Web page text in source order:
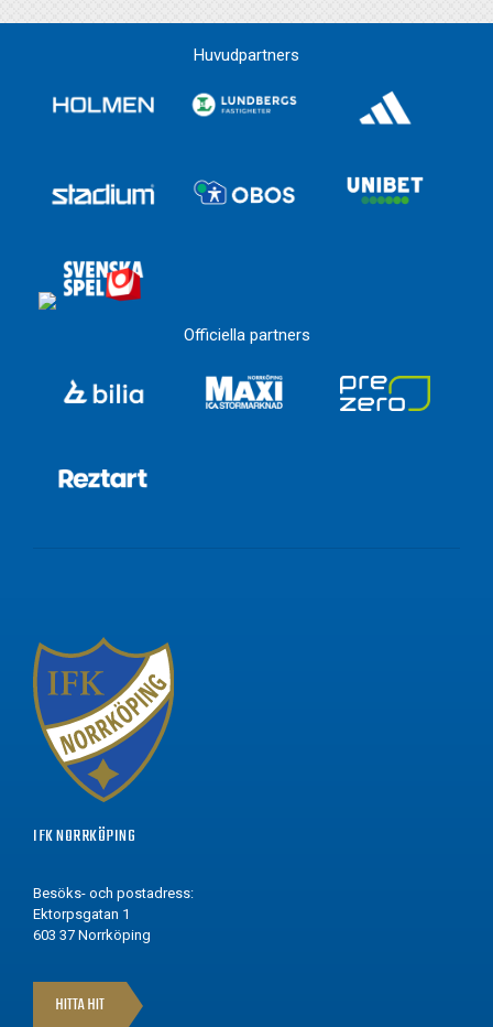
Huvudpartners
Officiella partners
IFK NORRKÖPING
Besöks- och postadress:
Ektorpsgatan 1
603 37 Norrköping
HITTA HIT